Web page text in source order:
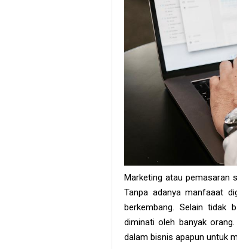
Marketing atau pemasaran
Tanpa adanya manfaaat
berkembang. Selain tidak
diminati oleh banyak
dalam bisnis apapun untuk